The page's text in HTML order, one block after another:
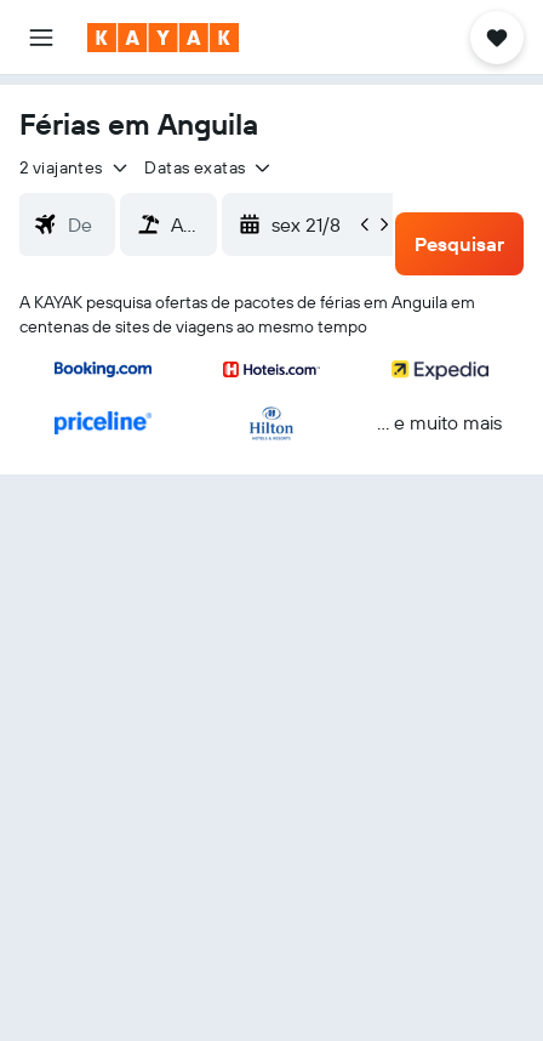
Férias em Anguila
2 viajantes Datas exatas
sex 21/8
seg 24/8
Pesquisar
A KAYAK pesquisa ofertas de pacotes de férias em Anguila em
centenas de sites de viagens ao mesmo tempo
... e muito mais